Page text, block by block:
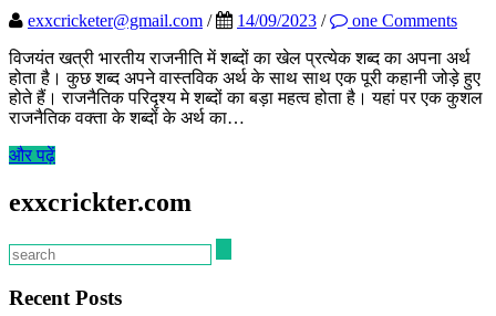
exxcricketer@gmail.com / 14/09/2023 /
one Comments
विजयंत खत्री भारतीय राजनीति में शब्दों का खेल प्रत्येक शब्द का अपना अर्थ
होता है। कुछ शब्द अपने वास्तविक अर्थ के साथ साथ एक पूरी कहानी जोड़े हुए
होते हैं। राजनैतिक परिदृश्य मे शब्दों का बड़ा महत्व होता है। यहां पर एक कुशल
राजनैतिक वक्ता के शब्दों के अर्थ का…
और पढ़ें
exxcrickter.com
Recent Posts